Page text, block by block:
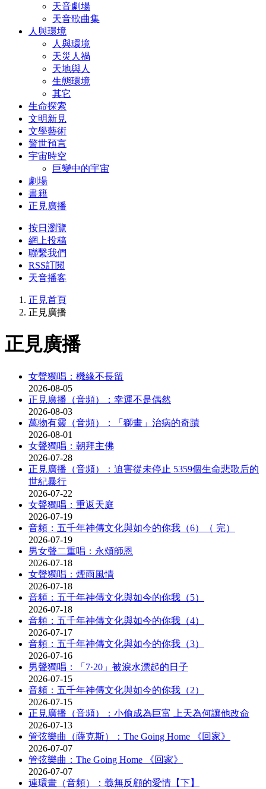
天音劇場
天音歌曲集
人與環境
人與環境
天災人禍
天地與人
生態環境
其它
生命探索
文明新見
文學藝術
警世預言
宇宙時空
巨變中的宇宙
劇場
書籍
正見廣播
按日瀏覽
網上投稿
聯繫我們
RSS訂閱
天音播客
正見首頁
正見廣播
正見廣播
女聲獨唱：機緣不長留
2026-08-05
正見廣播（音頻）：幸運不是偶然
2026-08-03
萬物有靈（音頻）：「獅畫」治病的奇蹟
2026-08-01
女聲獨唱：朝拜主佛
2026-07-28
正見廣播（音頻）：迫害從未停止 5359個生命悲歌后的
世紀暴行
2026-07-22
女聲獨唱：重返天庭
2026-07-19
音頻：五千年神傳文化與如今的你我（6）（ 完）
2026-07-19
男女聲二重唱：永頌師恩
2026-07-18
女聲獨唱：煙雨風情
2026-07-18
音頻：五千年神傳文化與如今的你我（5）
2026-07-18
音頻：五千年神傳文化與如今的你我（4）
2026-07-17
音頻：五千年神傳文化與如今的你我（3）
2026-07-16
男聲獨唱：「7·20」被淚水漂起的日子
2026-07-15
音頻：五千年神傳文化與如今的你我（2）
2026-07-15
正見廣播（音頻）：小偷成為巨富 上天為何讓他改命
2026-07-13
管弦樂曲（薩克斯）：The Going Home 《回家》
2026-07-07
管弦樂曲：The Going Home 《回家》
2026-07-07
連環畫（音頻）：義無反顧的愛情【下】